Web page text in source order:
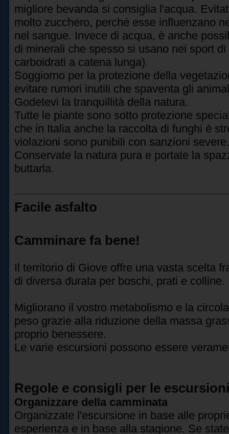
migliore bevanda si consiglia l'acqua.
molto zucchero, perché esse influenzano
nel sangue. Invece di acqua, è anche
di minerali che spesso si usano nei sport
carboidrati a catena lunga).
Soggiorno per la protezione della
evitare rumori inutili che spaventa gli
Godetevi la tranquillità della natura.
Tutte le piante sono sotto protezione
che in Italia anche la raccolta di funghi è
violazioni sono punibili con sanzioni severe.
Conservate la natura pura e portate la
buttarla.
Facile asfalto
Camminare fa bene!
Il territorio di Giove offre una vasta scelta
di diversa durata per boschi, prati e colline.
Migliorano il vostro metabolismo e la
peso grazie alla riduzione della massa
proprio benessere.
Le varie escursioni possono essere
Regole e consigli per le escursioni
Organizzare della camminata
Organizzate l'escursione in base alle
esperienza e in base alla stagione. Se